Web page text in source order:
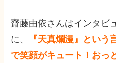
齋藤由依さんはインタビ
に、
『天真爛漫』という
で笑顔がキュート！おっ